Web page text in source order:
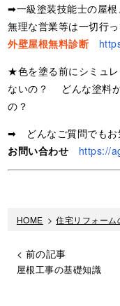
➡一級塗装技能士の屋根
無理な営業等は一切行
外壁屋根無料診断
★色を塗る前にシミュ
ないの？ どんな塗料
の？
➡ どんなご質問でもお
お問い合わせ
https://
HOME >住宅リフォーム
< 前の記事
屋根工事の基礎知識